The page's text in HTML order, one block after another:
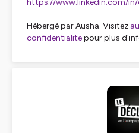
https://www.linkedin.com/
Hébergé par Ausha. Visitez
confidentialitepour plus